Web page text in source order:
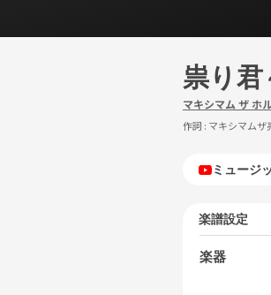
祟り君
マキシマム ザ ホ
作詞 : マキシマムザ
ミュージ
楽譜設定
楽器